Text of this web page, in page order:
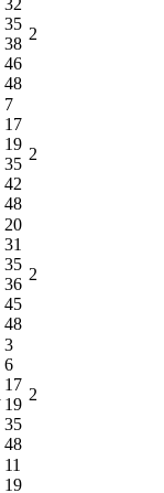
35
38
46
48
2
7
17
19
35
42
48
2
20
31
35
36
45
48
2
3
6
17
19
35
48
2
11
19